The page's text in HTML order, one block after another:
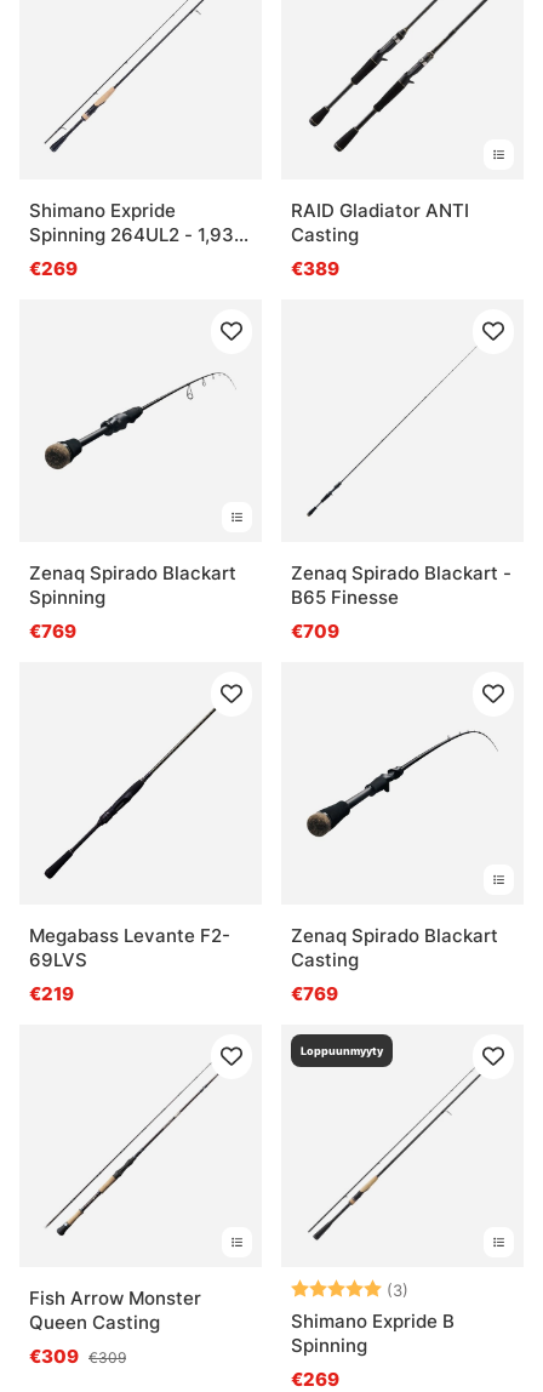
Shimano Expride
Spinning 264UL2 - 1,93m
6'4'' 2-7g 2pc
€269
RAID Gladiator ANTI
Casting
€389
Zenaq Spirado Blackart
Spinning
€769
Zenaq Spirado Blackart -
B65 Finesse
€709
Megabass Levante F2-
69LVS
€219
Zenaq Spirado Blackart
Casting
€769
Fish Arrow Monster
Queen Casting
€309 €309
Loppuunmyyty
Arvio: (3)
Shimano Expride B
Spinning
€269